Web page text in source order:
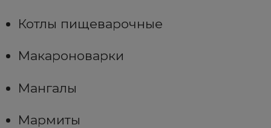
Котлы пищеварочные
Макароноварки
Мангалы
Мармиты